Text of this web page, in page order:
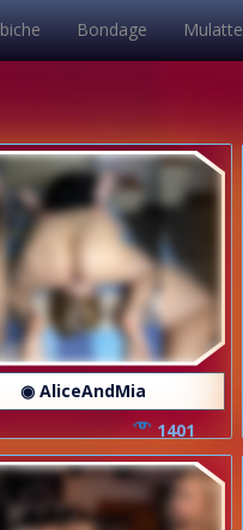
Bondage Mulatte
◉ AliceAndMia
1401